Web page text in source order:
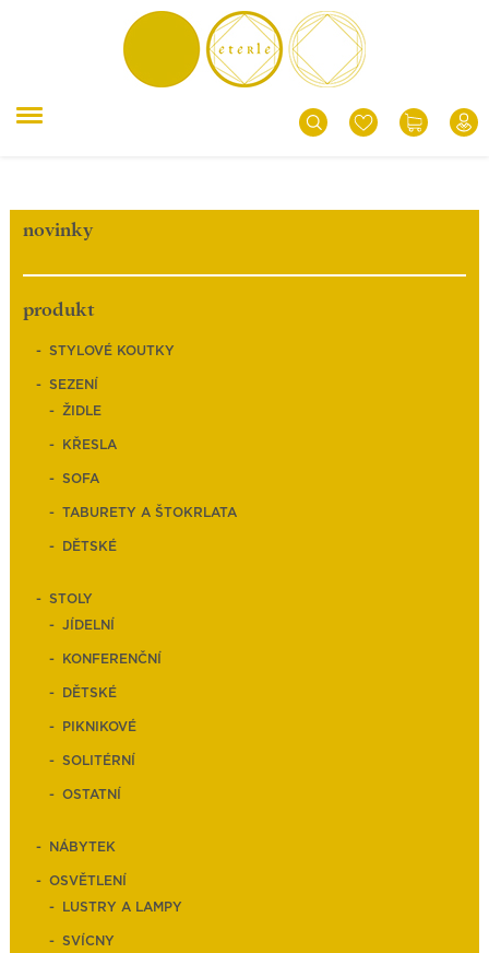
novinky
produkt
STYLOVÉ KOUTKY
SEZENÍ
ŽIDLE
KŘESLA
SOFA
TABURETY A ŠTOKRLATA
DĚTSKÉ
STOLY
JÍDELNÍ
KONFERENČNÍ
DĚTSKÉ
PIKNIKOVÉ
SOLITÉRNÍ
OSTATNÍ
NÁBYTEK
OSVĚTLENÍ
LUSTRY A LAMPY
SVÍCNY